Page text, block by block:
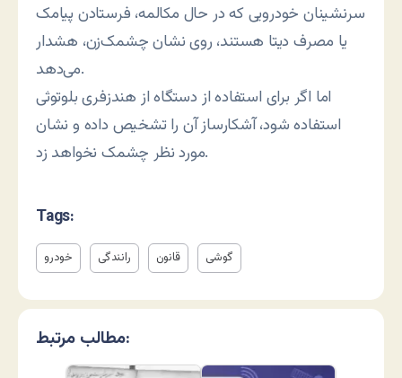
سرنشینان خودرویی که در حال مکالمه، فرستادن پیامک
یا مصرف دیتا هستند، روی نشان چشمک‌زن، هشدار
می‌دهد.
اما اگر برای استفاده از دستگاه از هندزفری بلوتوثی
استفاده شود، آشکارساز آن را تشخیص داده و نشان
مورد نظر چشمک نخواهد زد.
Tags:
خودرو رانندگی قانون گوشی
مطالب مرتبط: